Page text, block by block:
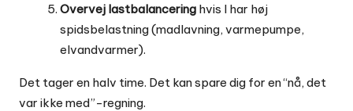
Overvej lastbalancering hvis I har høj
spidsbelastning (madlavning, varmepumpe,
elvandvarmer).
Det tager en halv time. Det kan spare dig for en “nå, det
var ikke med”-regning.